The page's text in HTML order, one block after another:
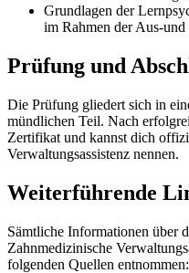
Grundlagen der
im Rahmen der Aus-
Prüfung und
Die Prüfung gliedert sich in
mündlichen Teil. Nach
Zertifikat und kannst dich
Verwaltungsassistenz nennen.
Weiterführende
Sämtliche Informationen über
Zahnmedizinische
folgenden Quellen entnommen: